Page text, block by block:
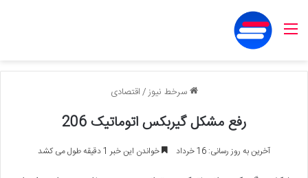
منو
سرخط نیوز/اقتصادی
رفع مشکل گیربکس اتوماتیک 206
آخرین به روز رسانی: 16 خرداد خواندن این خبر 1 دقیقه طول می کشد